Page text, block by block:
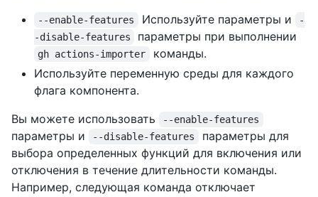
--enable-features Используйте параметры и
-
-disable-features
параметры при выполнении
gh actions-importer
команды.
Используйте переменную среды для каждого
флага компонента.
Вы можете использовать
--enable-features
параметры и --disable-features
параметры для
выбора определенных функций для включения или
отключения в течение длительности команды.
Например, следующая команда отключает